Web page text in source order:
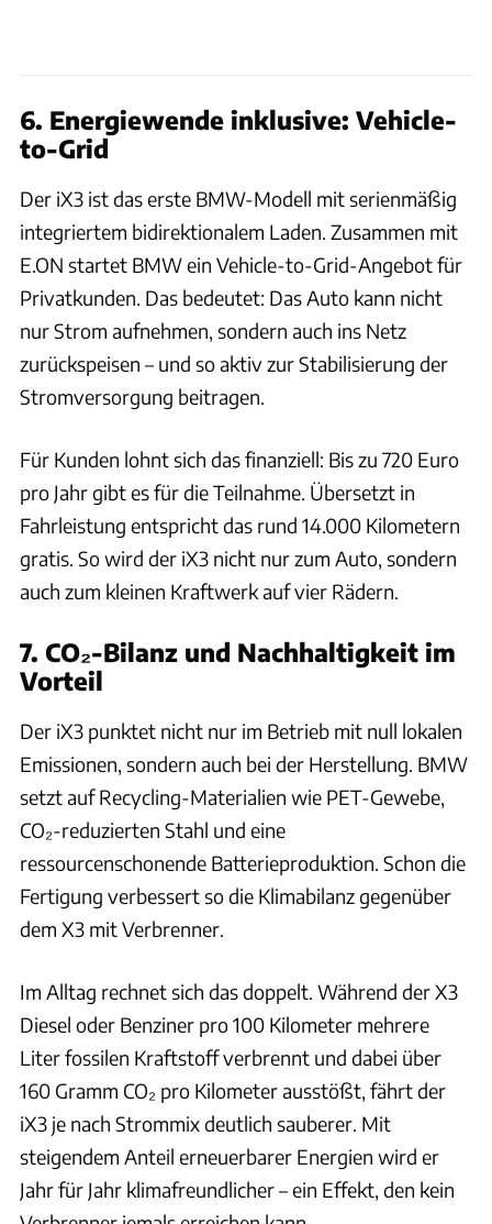
6. Energiewende inklusive: Vehicle-
to-Grid
Der iX3 ist das erste BMW-Modell mit serienmäßig
integriertem bidirektionalem Laden. Zusammen mit
E.ON startet BMW ein Vehicle-to-Grid-Angebot für
Privatkunden. Das bedeutet: Das Auto kann nicht
nur Strom aufnehmen, sondern auch ins Netz
zurückspeisen – und so aktiv zur Stabilisierung der
Stromversorgung beitragen.
Für Kunden lohnt sich das finanziell: Bis zu 720 Euro
pro Jahr gibt es für die Teilnahme. Übersetzt in
Fahrleistung entspricht das rund 14.000 Kilometern
gratis. So wird der iX3 nicht nur zum Auto, sondern
auch zum kleinen Kraftwerk auf vier Rädern.
7. CO₂-Bilanz und Nachhaltigkeit im
Vorteil
Der iX3 punktet nicht nur im Betrieb mit null lokalen
Emissionen, sondern auch bei der Herstellung. BMW
setzt auf Recycling-Materialien wie PET-Gewebe,
CO₂-reduzierten Stahl und eine
ressourcenschonende Batterieproduktion. Schon die
Fertigung verbessert so die Klimabilanz gegenüber
dem X3 mit Verbrenner.
Im Alltag rechnet sich das doppelt. Während der X3
Diesel oder Benziner pro 100 Kilometer mehrere
Liter fossilen Kraftstoff verbrennt und dabei über
160 Gramm CO₂ pro Kilometer ausstößt, fährt der
iX3 je nach Strommix deutlich sauberer. Mit
steigendem Anteil erneuerbarer Energien wird er
Jahr für Jahr klimafreundlicher – ein Effekt, den kein